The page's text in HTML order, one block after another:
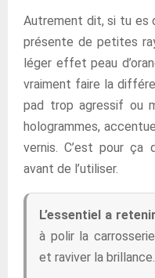
Autrement dit, si tu es
présente de petites
léger effet peau
vraiment faire la
pad trop agressif ou
hologrammes,
vernis. C’est pour ça
avant de l’utiliser.
L’essentiel a
à polir la
et raviver la brillance.